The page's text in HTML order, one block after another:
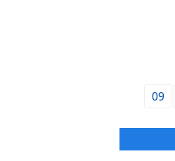
09